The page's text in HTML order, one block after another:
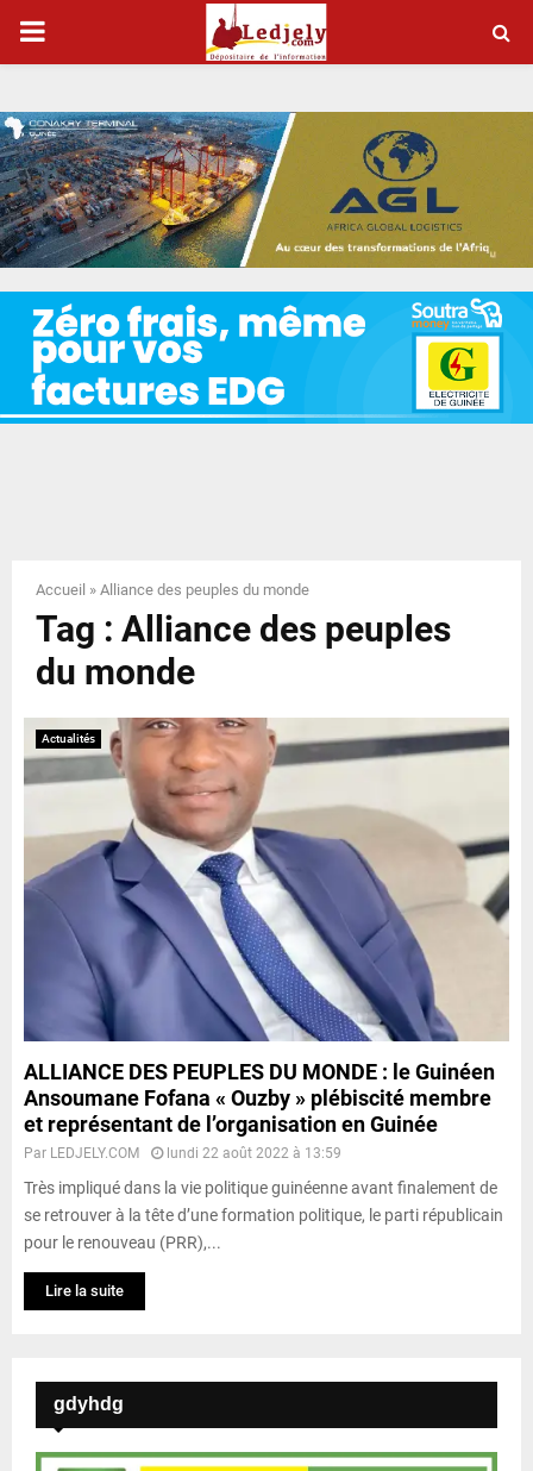
P
I
M
A
Y
N
U
Accueil » Alliance des peuples du monde
Tag : Alliance des peuples
du monde
Actualités
ALLIANCE DES PEUPLES DU MONDE : le Guinéen
Ansoumane Fofana « Ouzby » plébiscité membre
et représentant de l’organisation en Guinée
Par LEDJELY.COM lundi 22 août 2022 à 13:59
Très impliqué dans la vie politique guinéenne avant finalement de
se retrouver à la tête d’une formation politique, le parti républicain
pour le renouveau (PRR),...
Lire la suite
gdyhdg